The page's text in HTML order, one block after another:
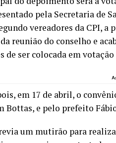
pela Secretaria de
vereadores da CPI,
reunião do conselho e
de ser colocada em
em 17 de abril, o
Bottas, e pelo prefeito
um mutirão para